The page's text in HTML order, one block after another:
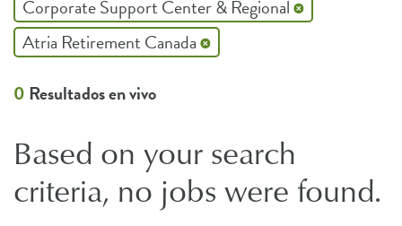
Corporate Support Center & Regional
Atria Retirement Canada
0 Resultados en vivo
Based on your search
criteria, no jobs were found.